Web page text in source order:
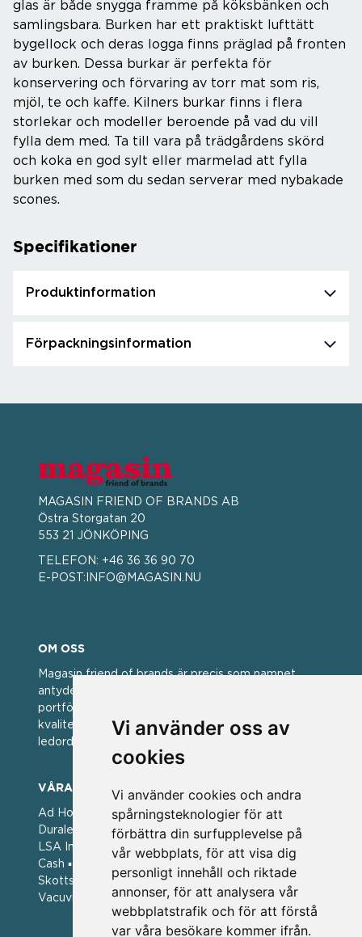
Vi använder oss av
cookies
Vi använder cookies och andra
spårningsteknologier för att
förbättra din surfupplevelse på
vår webbplats, för att visa dig
personligt innehåll och riktade
annonser, för att analysera vår
webbplatstrafik och för att förstå
var våra besökare kommer ifrån.
glas är både snygga framme på köksbänken och
samlingsbara. Burken har ett praktiskt lufttätt
bygellock och deras logga finns präglad på fronten
av burken. Dessa burkar är perfekta för
konservering och förvaring av torr mat som ris,
mjöl, te och kaffe. Kilners burkar finns i flera
storlekar och modeller beroende på vad du vill
fylla dem med. Ta till vara på trädgårdens skörd
och koka en god sylt eller marmelad att fylla
burken med som du sedan serverar med nybakade
scones.
Specifikationer
Produktinformation
Förpackningsinformation
MAGASIN FRIEND OF BRANDS AB
Östra Storgatan 20
553 21 JÖNKÖPING
TELEFON: +46 36 36 90 70
E-POST: INFO@MAGASIN.NU
OM OSS
Magasin friend of brands är precis som namnet
antyder; en vän av varumärken. Vi har idag en stor
portfölj med välkända varumärken med hög
kvalitet. För oss har kvalitet alltid varit ett av
ledorden och som styrt vår verksamhet.
VÅRA VARUMÄRKEN
Ad Hoc ▪ Bialetti ▪ Cole & Mason ▪ Caps Me ▪
Duralex ▪ Forged ▪ G3 Ferrari ▪ Ken Hom ▪ Kilner ▪
LSA International ▪ Laguiole Style de Vie ▪ Mason
Cash ▪ Pintinox ▪ Plate-it ▪ Price and Kengsington ▪
Skottsberg ▪ Scandinavian Home ▪ Style de Vie ▪
Vacuvin ▪ Viners ▪ Zack ▪ Zyliss